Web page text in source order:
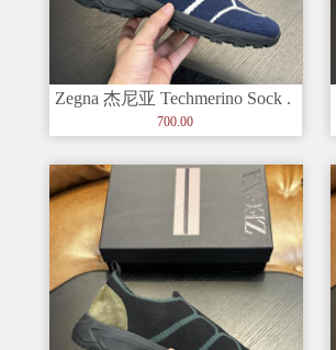
Zegna 杰尼亚 Techmerino Sock .
700.00